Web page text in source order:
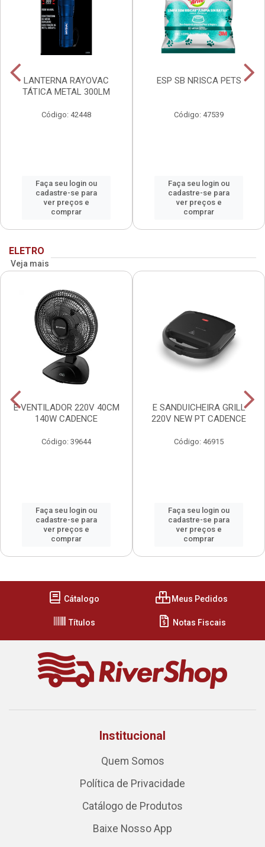
LANTERNA RAYOVAC
TÁTICA METAL 300LM
Código: 42448
Faça seu login ou
cadastre-se para
ver preços e
comprar
ESP SB NRISCA PETS
Código: 47539
Faça seu login ou
cadastre-se para
ver preços e
comprar
ELETRO
Veja mais
E VENTILADOR 220V 40CM
140W CADENCE
Código: 39644
Faça seu login ou
cadastre-se para
ver preços e
comprar
E SANDUICHEIRA GRILL
220V NEW PT CADENCE
Código: 46915
Faça seu login ou
cadastre-se para
ver preços e
comprar
Cátalogo Meus Pedidos
Títulos Notas Fiscais
Institucional
Quem Somos
Política de Privacidade
Catálogo de Produtos
Baixe Nosso App